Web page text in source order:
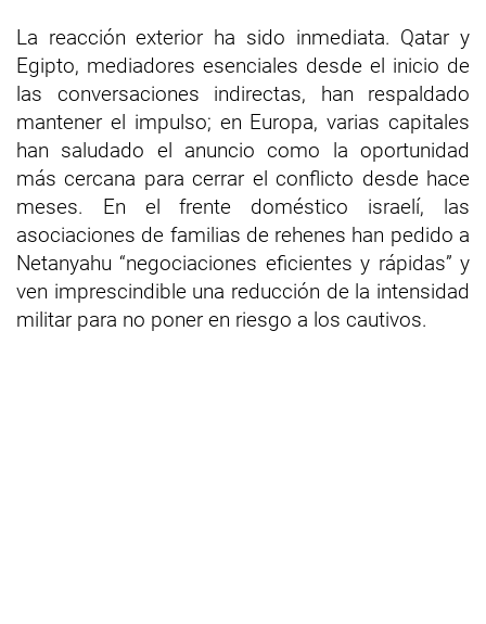
La reacción exterior ha sido inmediata. Qatar y
Egipto, mediadores esenciales desde el inicio de
las conversaciones indirectas, han respaldado
mantener el impulso; en Europa, varias capitales
han saludado el anuncio como la oportunidad
más cercana para cerrar el conflicto desde hace
meses. En el frente doméstico israelí, las
asociaciones de familias de rehenes han pedido a
Netanyahu “negociaciones eficientes y rápidas” y
ven imprescindible una reducción de la intensidad
militar para no poner en riesgo a los cautivos.